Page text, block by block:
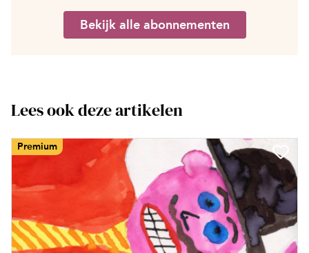
Bekijk alle abonnementen
Lees ook deze artikelen
Premium